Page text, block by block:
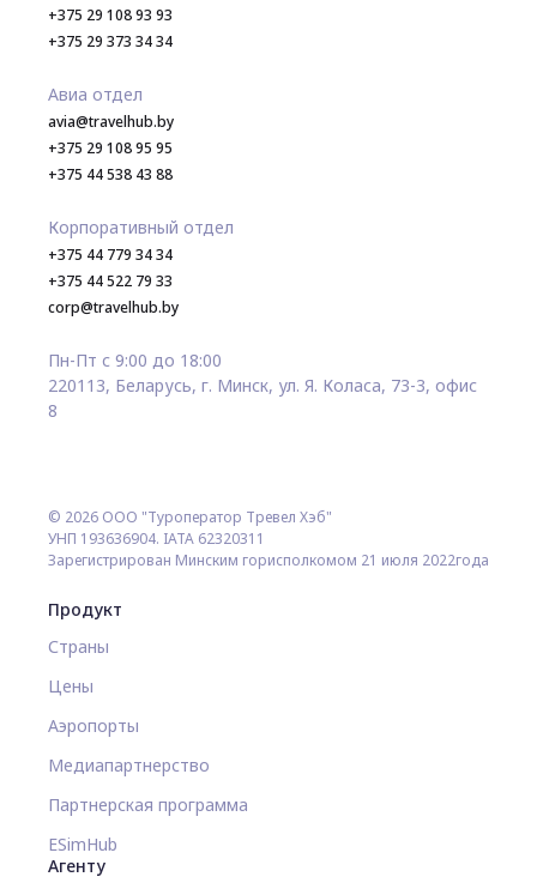
+375 29 108 93 93
+375 29 373 34 34
Авиа отдел
avia@travelhub.by
+375 29 108 95 95
+375 44 538 43 88
Корпоративный отдел
+375 44 779 34 34
+375 44 522 79 33
corp@travelhub.by
Пн-Пт с 9:00 до 18:00
220113, Беларусь, г. Минск, ул. Я. Коласа, 73-3, офис
8
© 2026 ООО "Туроператор Тревел Хэб"
УНП 193636904. IATA 62320311
Зарегистрирован Минским горисполкомом 21 июля 2022года
Продукт
Страны
Цены
Аэропорты
Медиапартнерство
Партнерская программа
ESimHub
Агенту